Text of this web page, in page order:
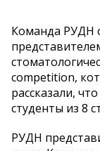
Команда РУДН
competition,
рассказали,
студенты из 8
РУДН